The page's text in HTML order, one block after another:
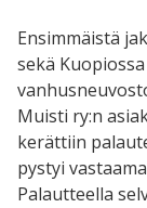
Ensimmäistä
sekä
Muisti ry:n
kerättiin
pystyi
Palautteella